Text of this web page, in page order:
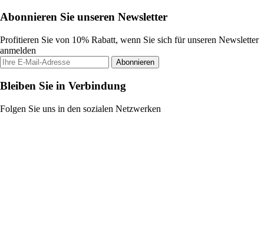
Abonnieren Sie unseren Newsletter
Profitieren Sie von 10% Rabatt, wenn Sie sich für unseren Newsletter
anmelden
Abonnieren
Bleiben Sie in Verbindung
Folgen Sie uns in den sozialen Netzwerken